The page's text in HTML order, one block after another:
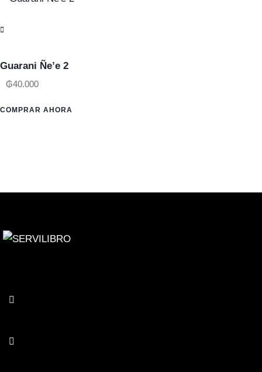
Guarani Ñe’e 2
₲40.000
COMPRAR AHORA